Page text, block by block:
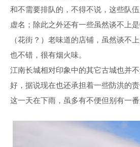
和不需要排队的，不得不说，这些队
虚名；除此之外还有一些虽然谈不上
（花街？）老味道的店铺，虽然谈不
也不错，很有烟火味。
江南长城相对印象中的其它古城也并
好，据说现在也还承担着一些防洪的
这一天在下雨，虽多有不便但别有一番